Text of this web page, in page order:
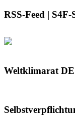
RSS-Feed |
Weltklimarat DE